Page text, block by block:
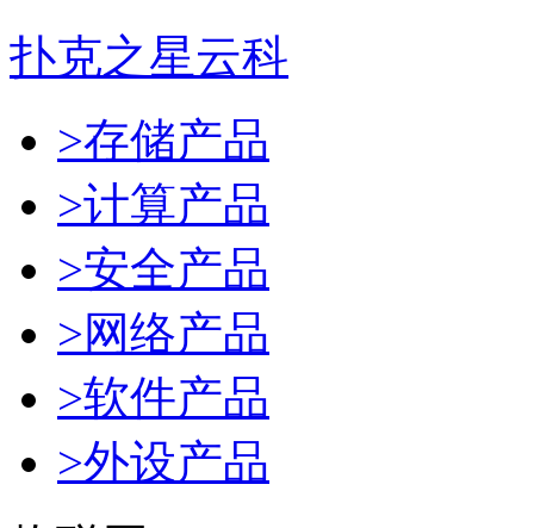
扑克之星云科
>存储产品
>计算产品
>安全产品
>网络产品
>软件产品
>外设产品